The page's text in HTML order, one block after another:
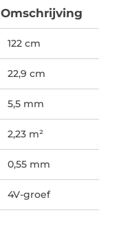
Omschrijving
122 cm
22,9 cm
5,5 mm
2,23 m²
0,55 mm
4V-groef